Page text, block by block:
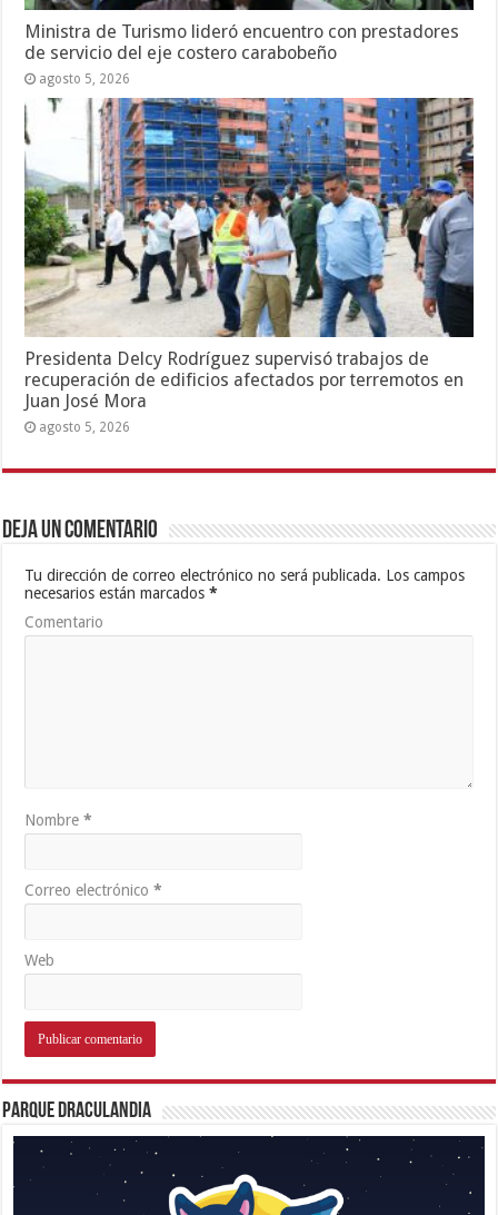
Ministra de Turismo lideró encuentro con prestadores
de servicio del eje costero carabobeño
agosto 5, 2026
Presidenta Delcy Rodríguez supervisó trabajos de
recuperación de edificios afectados por terremotos en
Juan José Mora
agosto 5, 2026
Deja un comentario
Tu dirección de correo electrónico no será publicada. Los campos
necesarios están marcados*
Comentario
Nombre*
Correo electrónico*
Web
Parque Draculandia